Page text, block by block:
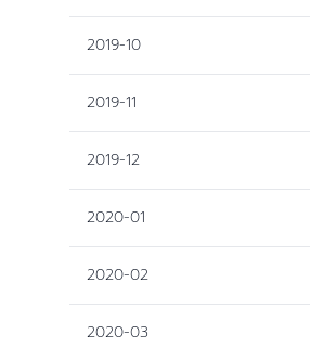
2019-10
2019-11
2019-12
2020-01
2020-02
2020-03